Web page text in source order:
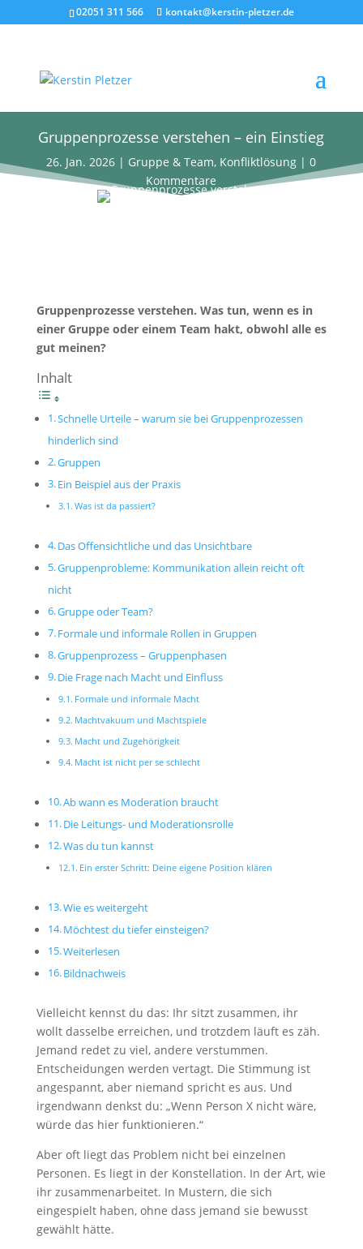
02051 311 566 kontakt@kerstin-pletzer.de
Gruppenprozesse verstehen – ein Einstieg
26. Jan. 2026 | Gruppe & Team, Konfliktlösung |0
Kommentare
Gruppenprozesse verstehen. Was tun, wenn es in
einer Gruppe oder einem Team hakt, obwohl alle es
gut meinen?
Inhalt
Schnelle Urteile – warum sie bei Gruppenprozessen
hinderlich sind
Gruppen
Ein Beispiel aus der Praxis
Was ist da passiert?
Das Offensichtliche und das Unsichtbare
Gruppenprobleme: Kommunikation allein reicht oft
nicht
Gruppe oder Team?
Formale und informale Rollen in Gruppen
Gruppenprozess – Gruppenphasen
Die Frage nach Macht und Einfluss
Formale und informale Macht
Machtvakuum und Machtspiele
Macht und Zugehörigkeit
Macht ist nicht per se schlecht
Ab wann es Moderation braucht
Die Leitungs- und Moderationsrolle
Was du tun kannst
Ein erster Schritt: Deine eigene Position klären
Wie es weitergeht
Möchtest du tiefer einsteigen?
Weiterlesen
Bildnachweis
Vielleicht kennst du das: Ihr sitzt zusammen, ihr
wollt dasselbe erreichen, und trotzdem läuft es zäh.
Jemand redet zu viel, andere verstummen.
Entscheidungen werden vertagt. Die Stimmung ist
angespannt, aber niemand spricht es aus. Und
irgendwann denkst du: „Wenn Person X nicht wäre,
würde das hier funktionieren.“
Aber oft liegt das Problem nicht bei einzelnen
Personen. Es liegt in der Konstellation. In der Art, wie
ihr zusammenarbeitet. In Mustern, die sich
eingespielt haben, ohne dass jemand sie bewusst
gewählt hätte.